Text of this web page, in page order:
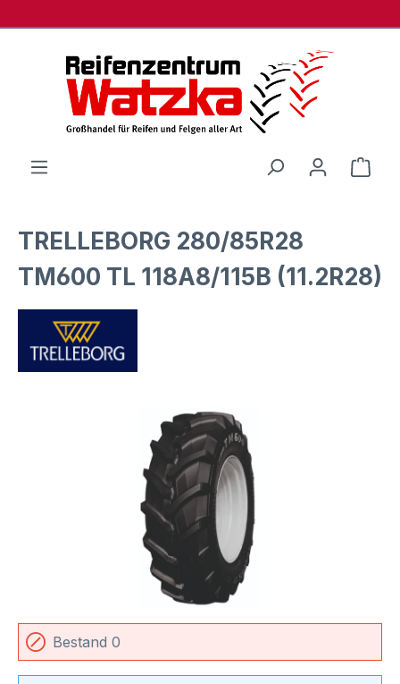
TRELLEBORG 280/85R28
TM600 TL 118A8/115B (11.2R28)
Bildergalerie überspringen
Bestand 0